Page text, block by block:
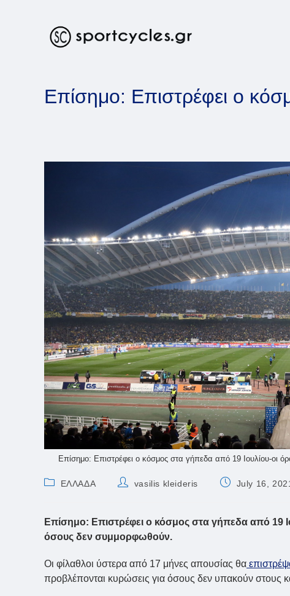
Επίσημο: Επιστρέφει ο
Επίσημο: Επιστρέφει ο κόσμος στα γήπεδα από 19 Ιουλίου-οι
PostΕΛΛΑΔΑ
Postvasilis kleideris
PostJuly 16,
Επίσημο: Επιστρέφει ο κόσμος στα γήπεδα από 19
όσους δεν συμμορφωθούν.
Οι φίλαθλοι ύστερα από 17 μήνες απουσίας θα
προβλέπονται κυρώσεις για όσους δεν υπακούν στους